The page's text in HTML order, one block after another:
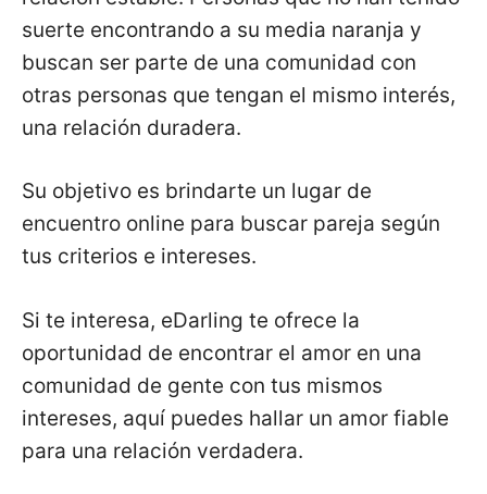
suerte encontrando a su media naranja y
buscan ser parte de una comunidad con
otras personas que tengan el mismo interés,
una relación duradera.
Su objetivo es brindarte un lugar de
encuentro online para buscar pareja según
tus criterios e intereses.
Si te interesa, eDarling te ofrece la
oportunidad de encontrar el amor en una
comunidad de gente con tus mismos
intereses, aquí puedes hallar un amor fiable
para una relación verdadera.